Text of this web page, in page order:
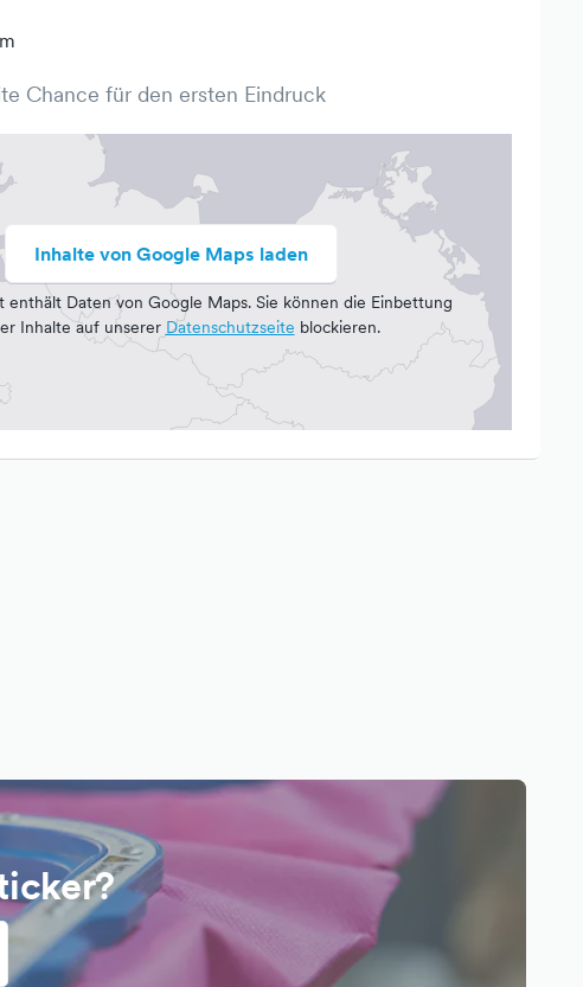
Chance für den ersten Eindruck
Inhalte von Google Maps laden
enthält Daten von Google Maps. Sie können die Einbettung
Inhalte auf unserer Datenschutzseite blockieren.